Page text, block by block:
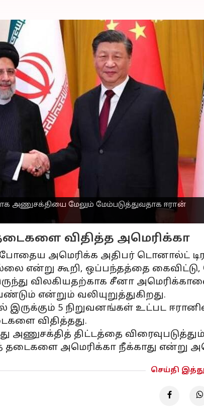
அணுசக்தியை மேலும் மேம்படுத்துவதாக ஈரான்
நடுவே ஈரான்
09:22 pm
ஜி ஜின்பிங் இன்று(பிப் 14) ஈரான்
இஸ்லாமிய குடியரசின்
சீன அரசு ஊடகம்
ஜின்பிங் ஈரான் ஜனாதிபதி
அணுசக்தி ஒப்பந்தம்
தடைகளை நீக்குவதற்கு
விதித்த அமெரிக்கா
அமெரிக்க அதிபர் டொனால்ட்
என்று கூறி, ஒப்பந்தத்தை
விலகியதற்காக சீனா
என்றும் வலியுறுத்துகிறது.
இருக்கும் 5 நிறுவனங்கள் உட்பட
விதித்தது.
அணுசக்தித் திட்டத்தை
அமெரிக்கா நீக்காது என்று
செய்தி